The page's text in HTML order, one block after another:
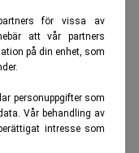
för vissa av
att vår partners
på din enhet, som
personuppgifter som
Vår behandling av
intresse som
oss”, sade Ek
offentliggöra sina
men att han ändå
sedan toppen i